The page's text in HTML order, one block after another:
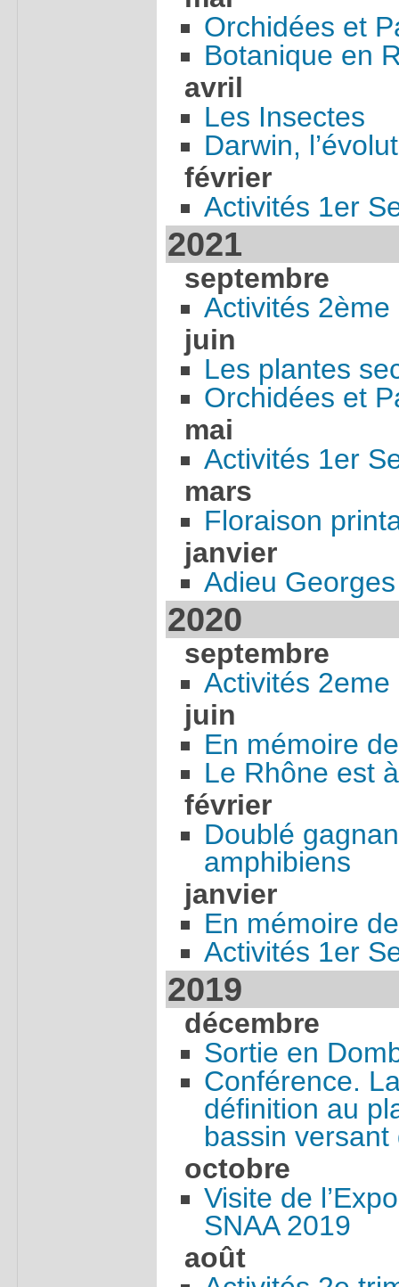
Orchidées et
Botanique en
avril
Les Insectes
Darwin,
février
Activités 1er
2021
septembre
Activités
juin
Les plantes
Orchidées et
mai
Activités 1er
mars
Floraison
janvier
Adieu Georges
2020
septembre
Activités
juin
En mémoire
Le Rhône est
février
Doublé
amphibiens
janvier
En mémoire
Activités 1er
2019
décembre
Sortie en
Conférence.
définition au
bassin versant
octobre
Visite de
SNAA 2019
août